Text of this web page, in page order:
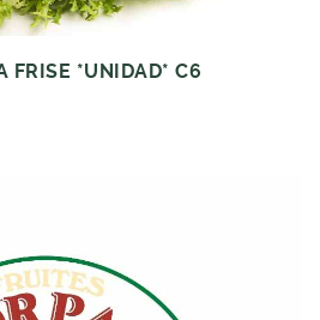
FRISE *UNIDAD* C6